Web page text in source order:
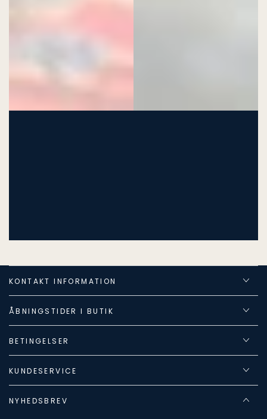
KONTAKT INFORMATION
ÅBNINGSTIDER I BUTIK
BETINGELSER
KUNDESERVICE
NYHEDSBREV